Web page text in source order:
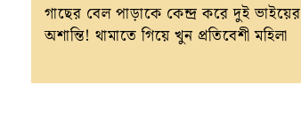
গাছের বেল পাড়াকে কেন্দ্র করে দুই ভাইয়ের
অশান্তি! থামাতে গিয়ে খুন প্রতিবেশী মহিলা